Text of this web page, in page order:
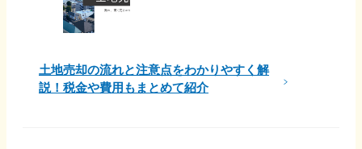
土地売却の流れと注意点をわかりやすく解
説！税金や費用もまとめて紹介